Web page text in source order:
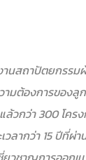
นสถาปัตยกรรม
มต้องการของลู
แล้วกว่า 300 โค
วลากว่า 15 ปีที่ผ่า